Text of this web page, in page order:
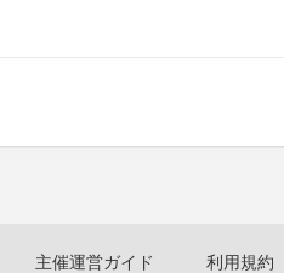
主催運営ガイド 利用規約